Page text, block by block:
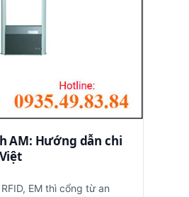
AM: Hướng dẫn chi
EM thì cổng từ an